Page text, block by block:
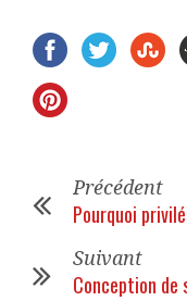
Précédent
Pourquoi
Suivant
Conception